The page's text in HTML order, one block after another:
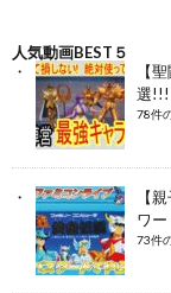
人気動画BEST５
【
選!!!
78件
【
ワ
73件